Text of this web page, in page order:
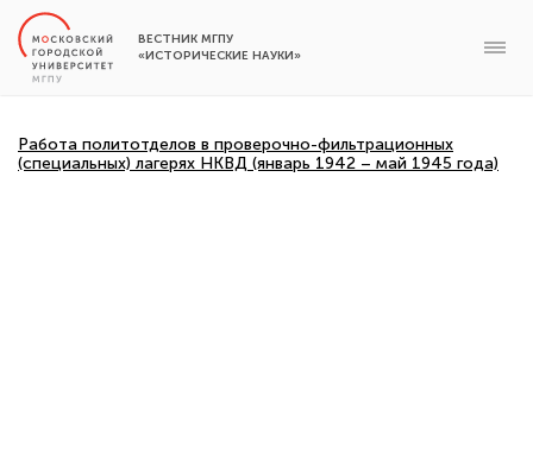
ВЕСТНИК МГПУ
«ИСТОРИЧЕСКИЕ НАУКИ»
Работа политотделов в проверочно-фильтрационных
(специальных) лагерях НКВД (январь 1942 – май 1945 года)